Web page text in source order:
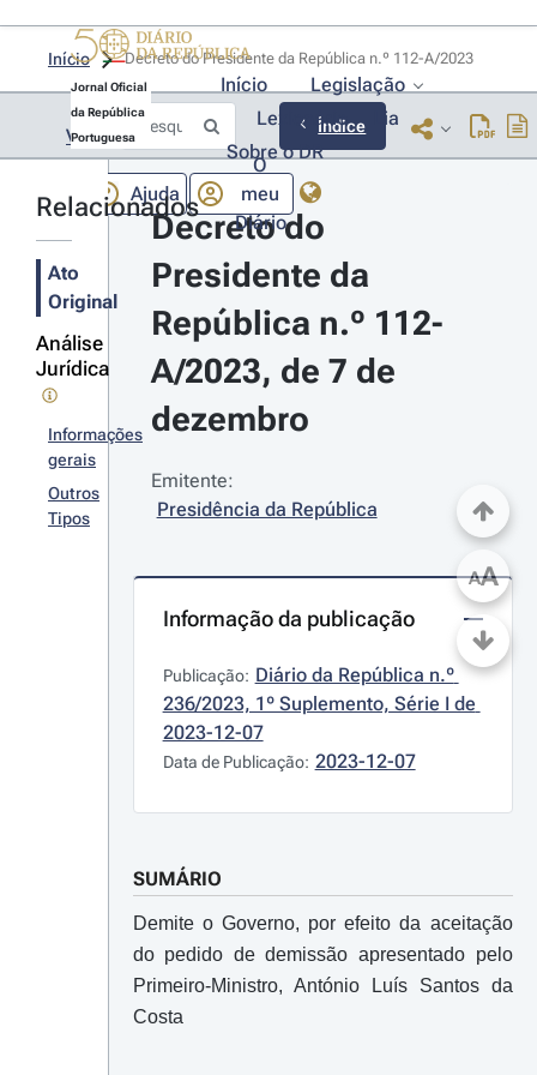
Jornal Oficial
da República
Portuguesa
Início
Legislação
Lexionário
Lia
Sobre o DR
Ajuda
O
meu
Diário
Início
Voltar Índice
Relacionados
Ato
Original
Análise
Jurídica
Informações
gerais
Outros
Tipos
Decreto do
Presidente da
República n.º 112-
A/2023, de 7 de
dezembro
Emitente:
Presidência da República
Informação da publicação
Publicação: Diário da República n.º
236/2023, 1º Suplemento, Série I de
2023-12-07
Data de Publicação: 2023-12-07
SUMÁRIO
Demite o Governo, por efeito da aceitação
do pedido de demissão apresentado pelo
Primeiro-Ministro, António Luís Santos da
Costa
AA